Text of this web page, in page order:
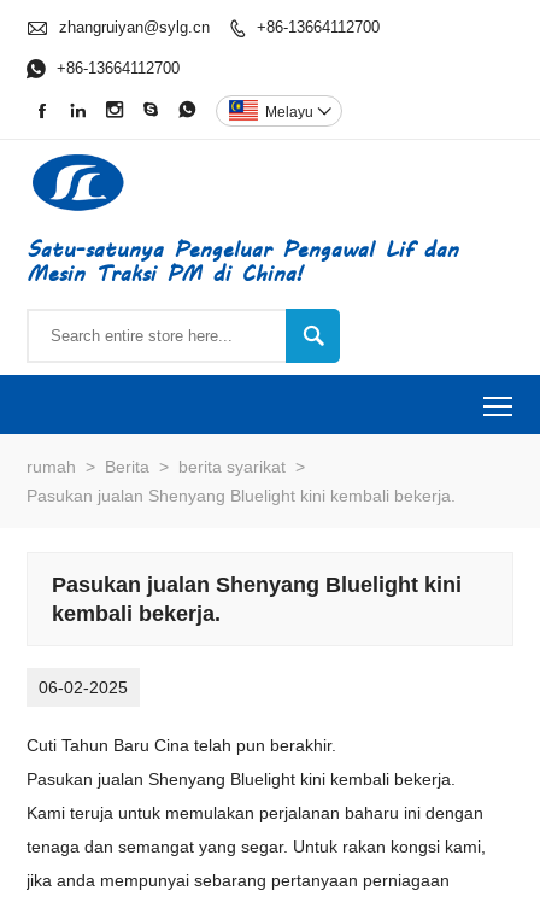
 zhangruiyan@sylg.cn  +86-13664112700
 +86-13664112700
     Melayu 
Satu-satunya Pengeluar Pengawal Lif dan
Mesin Traksi PM di China!

rumah > Berita > berita syarikat >
Pasukan jualan Shenyang Bluelight kini kembali bekerja.
Pasukan jualan Shenyang Bluelight kini
kembali bekerja.
06-02-2025
Cuti Tahun Baru Cina telah pun berakhir.
Pasukan jualan Shenyang Bluelight kini kembali bekerja.
Kami teruja untuk memulakan perjalanan baharu ini dengan
tenaga dan semangat yang segar. Untuk rakan kongsi kami,
jika anda mempunyai sebarang pertanyaan perniagaan